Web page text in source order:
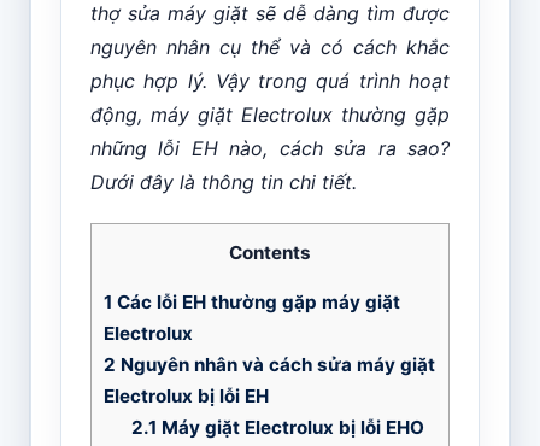
thợ sửa máy giặt sẽ dễ dàng tìm được
nguyên nhân cụ thể và có cách khắc
phục hợp lý. Vậy trong quá trình hoạt
động, máy giặt Electrolux thường gặp
những lỗi EH nào, cách sửa ra sao?
Dưới đây là thông tin chi tiết.
Contents
1 Các lỗi EH thường gặp máy giặt
Electrolux
2 Nguyên nhân và cách sửa máy giặt
Electrolux bị lỗi EH
2.1 Máy giặt Electrolux bị lỗi EHO